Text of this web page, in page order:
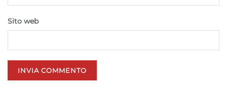
e presentare pubblicità e contenuto,
Salvare e comunicare le scelte sulla
privacy.
Sito web